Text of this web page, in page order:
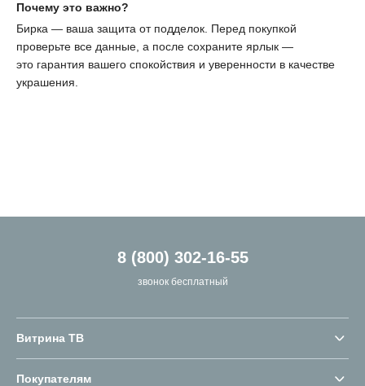
Почему это важно?
Бирка — ваша защита от подделок. Перед покупкой
проверьте все данные, а после сохраните ярлык —
это гарантия вашего спокойствия и уверенности в качестве
украшения.
8 (800) 302-16-55
звонок бесплатный
Витрина ТВ
Покупателям